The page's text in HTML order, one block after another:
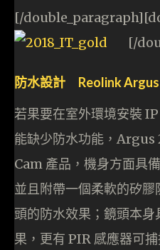
[/
[/
防水設計 Reolink
若果要在室外環境安裝
能缺少防水功能，Argus
Cam 產品，機身方面具
並且附帶一個柔軟的矽
頭的防水效果；鏡頭本身
果，更有 PIR 感應器可